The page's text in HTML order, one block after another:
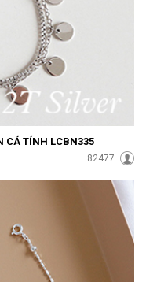
CÁ TÍNH LCBN335
82477